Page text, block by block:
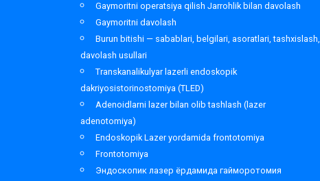
Gaymoritni operatsiya qilish Jarrohlik bilan davolash
Gaymoritni davolash
Burun bitishi — sabablari, belgilari, asoratlari, tashxislash,
davolash usullari
Transkanalikulyar lazerli endoskopik
dakriyosistorinostomiya (TLED)
Adenoidlarni lazer bilan olib tashlash (lazer
adenotomiya)
Endoskopik Lazer yordamida frontotomiya
Frontotomiya
Эндоскопик лазер ёрдамида гайморотомия